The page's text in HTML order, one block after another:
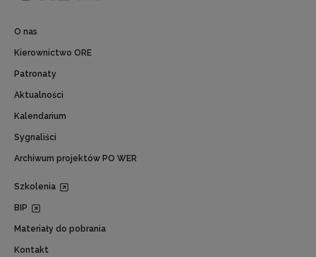
O nas
Kierownictwo ORE
Patronaty
Aktualności
Kalendarium
Sygnaliści
Archiwum projektów PO WER
Szkolenia
BIP
Materiały do pobrania
Kontakt